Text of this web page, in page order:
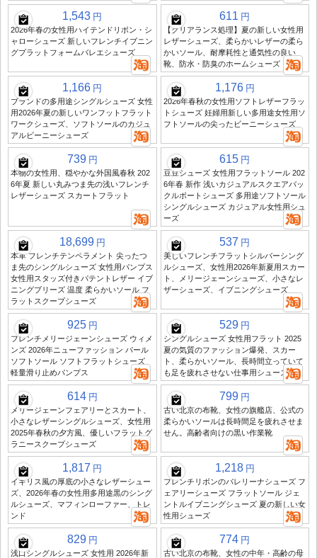
1,543 円
2026年春の女性用ハイテンドリボン・シ
ャローシューズ 新しいフレンチイブニン
グプラットフォームバレエシューズ
611 円
【クリアランス処理】夏の新しい女性用
レザーシューズ、柔らかいレザーの柔ら
かいソール、耐摩耗性と通気性の良い
靴、防水・防臭のホームシューズ
1,166 円
ブランドの多用途シングルシューズ 女性
用2026年夏の新しいワンフットフラット
ワークシューズ、ソフトソールのカジュ
アルビーニーシューズ
1,176 円
2026年春秋の女性用ソフトレザーフラッ
トシューズ 妊婦用新しい多用途女性用ソ
フトソールの尖ったビーニーシューズ
739 円
本物の女性用、穏やかな外国風春秋 202
6年夏 新しい丸みつま先の浅いフレンチ
レザーシューズ スカートフラット
615 円
豆豆シューズ 女性用フラットソール 202
6年春 新作 浅いカジュアルスクエアバッ
クルボートシューズ 多用途ソフトソール
シングルシューズ カジュアル女性用シュ
ーズ
18,699 円
本革 フレンチテンペラメント 尖ったつ
ま先のシングルシューズ 女性用パンプス
女性用スタッズ付きパテントレザー イブ
ニングブリーズ 温度 柔らかいソール フ
ラットスクープシューズ
537 円
美しいフレンチフラットシルバーシング
ルシューズ、女性用2026年新夏用スカー
ト、メリージェーンシューズ、小さなレ
ザーシューズ、イブニングシューズ
925 円
フレンチメリージェーンシューズ ウィメ
ンズ 2026年ニューファッション パール
ソフトソール ソフトフラットシューズ
軽量滑り止めパンプス
529 円
シングルシューズ 女性用フラット 2025
夏の気質のファッション爆発、スカー
ト、柔らかいソール、長時間立っていて
も足を疲れさせない仕事用シューズ
614 円
メリージェーンフェアリーとスカート、
小さなレザーシングルシューズ、女性用
2025年春秋の夕方風、優しいフラットグ
ラニースクープシューズ
799 円
古い北京の布靴、女性の旗艦店、公式の
柔らかいソールは長時間足を疲れさせま
せん。高齢者向けの黒い作業靴
1,817 円
イギリス風の厚底の小さなレザーシュー
ズ、2026年春の女性用多用途黒のシング
ルシューズ、マフィンローファー、トレ
ンド
1,218 円
フレンチリボンのバレリーナシューズ フ
ェアリーシューズ フラットソール ジェ
ントルイブニングシューズ 夏の新しい女
性用シューズ
829 円
浅口シングルシューズ 女性用 2026年新
774 円
古い北京の布靴、女性の中年・高齢の母